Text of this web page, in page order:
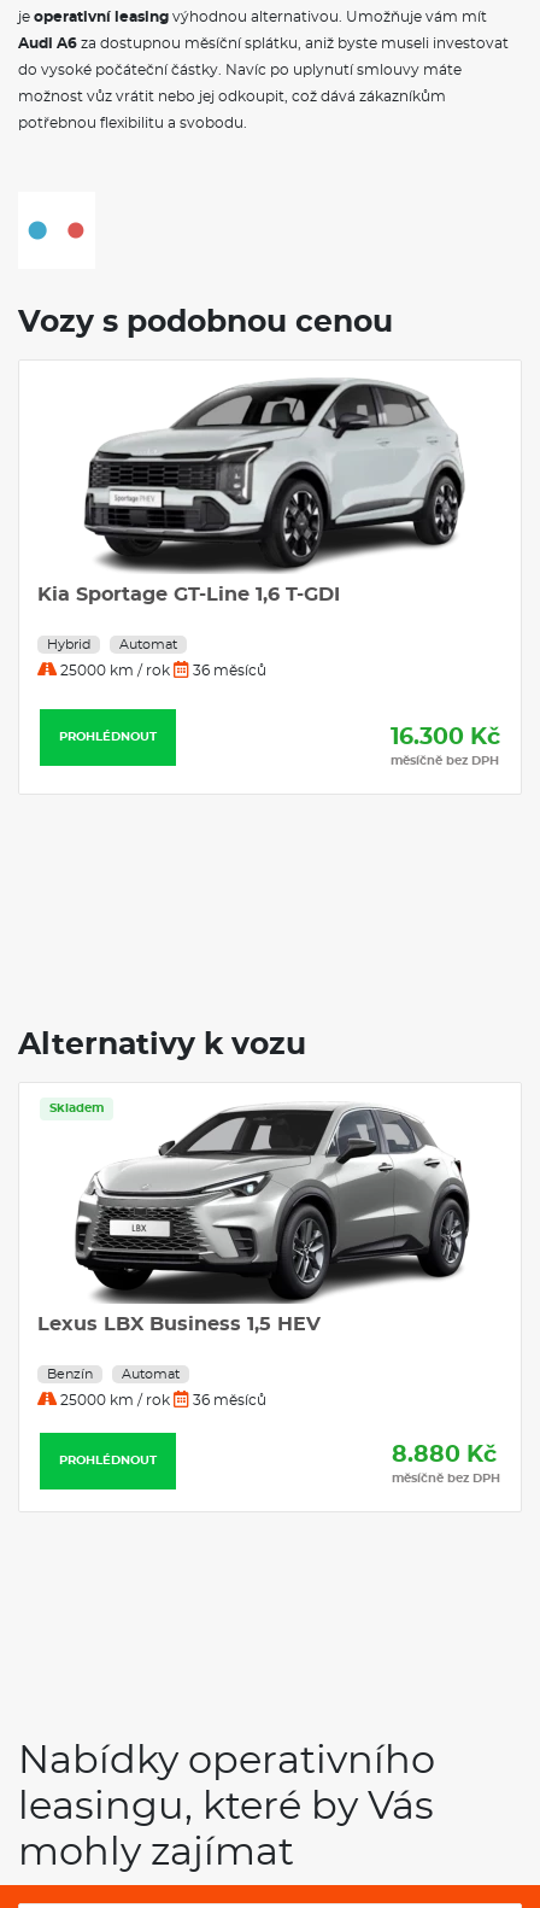
je operativní leasing výhodnou alternativou. Umožňuje vám mít
Audi A6 za dostupnou měsíční splátku, aniž byste museli investovat
do vysoké počáteční částky. Navíc po uplynutí smlouvy máte
možnost vůz vrátit nebo jej odkoupit, což dává zákazníkům
potřebnou flexibilitu a svobodu.
Vozy s podobnou cenou
Benzín Automat
16.302 Kč
Alternativy k vozu
Skladem
Lexus LBX Business 1,5 HEV
Benzín Automat
25000 km / rok 36 měsíců
PROHLÉDNOUT 8.880 Kč
měsíčně bez DPH
Nabídky operativního
leasingu, které by Vás
mohly zajímat